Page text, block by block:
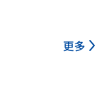
更多